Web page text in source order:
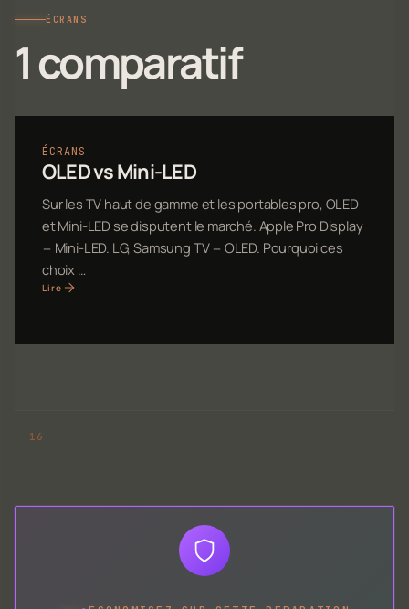
ÉCRANS
1 comparatif
ÉCRANS
OLED vs Mini-LED
Sur les TV haut de gamme et les portables pro, OLED
et Mini-LED se disputent le marché. Apple Pro Display
= Mini-LED. LG, Samsung TV = OLED. Pourquoi ces
choix …
Lire